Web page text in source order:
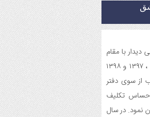
برگزار
جوان در
شبکه
اندیمشک
دیدار با مقام
معظم رهبری در سالهای ۱۳۹۳ ، ۱۳۹۷ و ۱۳۹۸
اهدا ۴۰ کتاب از سوی دفتر
تکلیف
نمود. در سال